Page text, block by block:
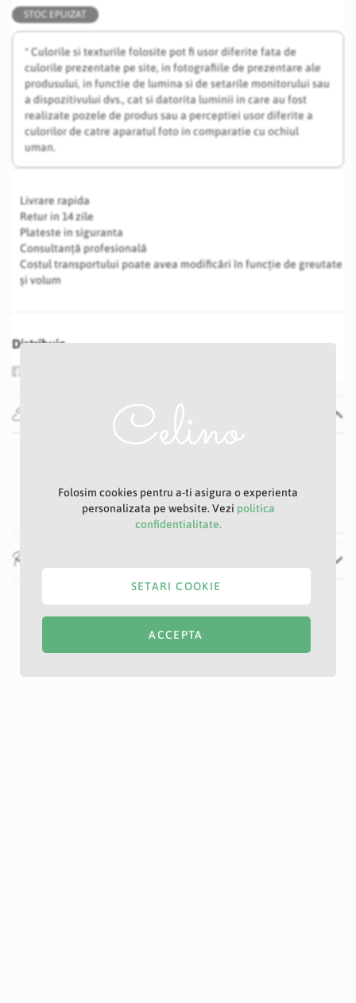
STOC EPUIZAT
* Culorile si texturile folosite pot fi usor diferite fata de
culorile prezentate pe site, in fotografiile de prezentare ale
produsului, in functie de lumina si de setarile monitorului sau
a dispozitivului dvs., cat si datorita luminii in care au fost
realizate pozele de produs sau a perceptiei usor diferite a
culorilor de catre aparatul foto in comparatie cu ochiul
uman.
Livrare rapida
Retur in 14 zile
Plateste in siguranta
Consultanță profesională
Costul transportului poate avea modificări în funcție de greutate
și volum
Distribuie
Specificatii
8 cm
Recenzii
Folosim cookies pentru a-ti asigura o experienta
personalizata pe website. Vezi politica
confidentialitate.
ACCEPTA
SETARI COOKIE